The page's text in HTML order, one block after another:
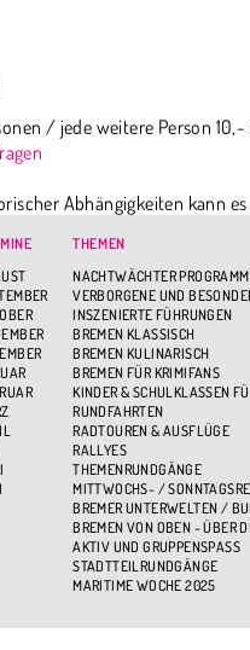
/ jede weitere Person
Abhängigkeiten kann
THEMEN
NACHTWÄCHTER
VERBORGENE UND
INSZENIERTE FÜHRUNGEN
BREMEN KLASSISCH
BREMEN KULINARISCH
BREMEN FÜR KRIMIFANS
KINDER & SCHULKLASSEN
RUNDFAHRTEN
RADTOUREN & AUSFLÜGE
RALLYES
THEMENRUNDGÄNGE
MITTWOCHS- /
BREMER UNTERWELTEN /
BREMEN VON OBEN - ÜBER
AKTIV UND GRUPPENSPASS
STADTTEILRUNDGÄNGE
MARITIME WOCHE 2025